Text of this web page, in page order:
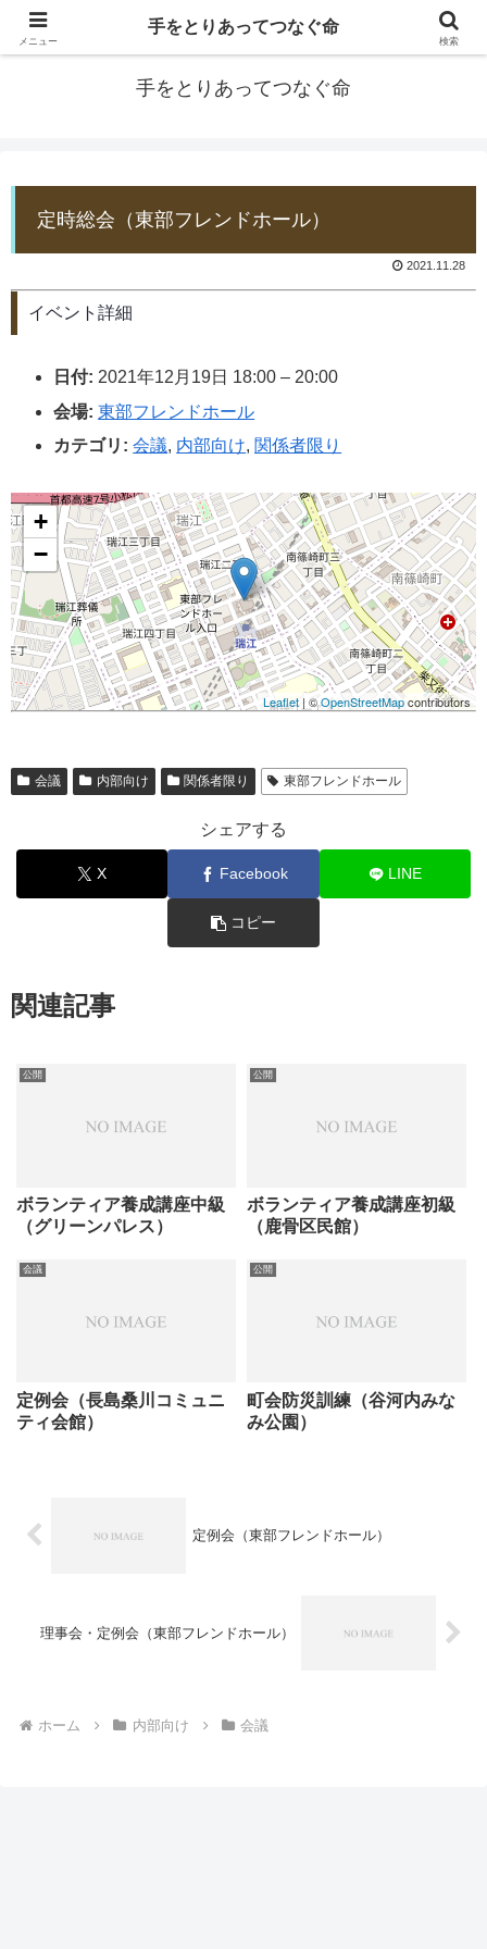
防災士EDOGAWA
手をとりあってつなぐ命
定時総会（東部フレンドホール）
2021.11.28
イベント詳細
日付: 2021年12月19日 18:00 –20:00
会場: 東部フレンドホール
カテゴリ: 会議, 内部向け, 関係者限り
+
−
Leaflet| ©OpenStreetMapcontributors
会議 内部向け 関係者限り 東部フレンドホール
シェアする
X Facebook LINE
コピー
関連記事
公開
ボランティア養成講座中級
（グリーンパレス）
公開
ボランティア養成講座初級
（鹿骨区民館）
会議
定例会（長島桑川コミュニ
ティ会館）
公開
町会防災訓練（谷河内みな
み公園）
定例会（東部フレンドホール）
理事会・定例会（東部フレンドホール）
ホーム 内部向け 会議
メニュー
手をとりあってつなぐ命
検索